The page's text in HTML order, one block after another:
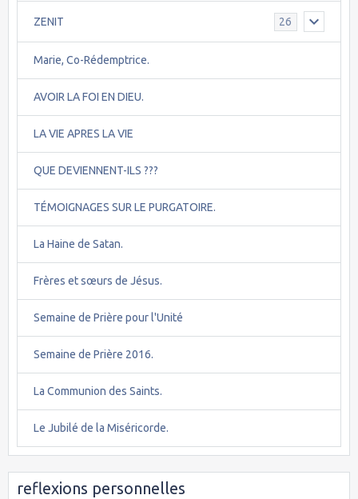
ZENIT 26
Marie, Co-Rédemptrice.
AVOIR LA FOI EN DIEU.
LA VIE APRES LA VIE
QUE DEVIENNENT-ILS ???
TÉMOIGNAGES SUR LE PURGATOIRE.
La Haine de Satan.
Frères et sœurs de Jésus.
Semaine de Prière pour l'Unité
Semaine de Prière 2016.
La Communion des Saints.
Le Jubilé de la Miséricorde.
reflexions personnelles